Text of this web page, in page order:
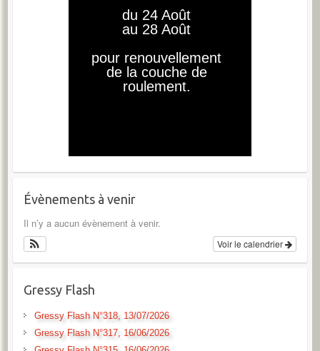
Évènements à venir
Il n’y a aucun évènement à venir.
Voir le calendrier
Gressy Flash
Gressy Flash N°318, 13/07/2026
Gressy Flash N°317, 16/06/2026